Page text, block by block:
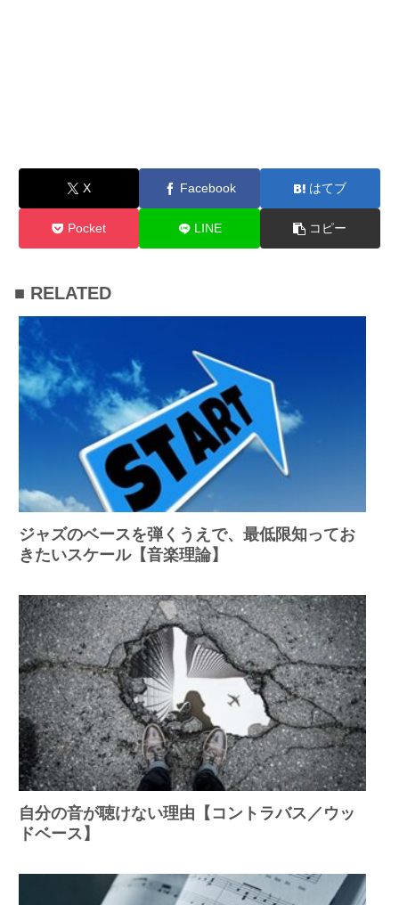
X Facebook はてブ
Pocket LINE コピー
■ RELATED
ジャズのベースを弾くうえで、最低限知ってお
きたいスケール【音楽理論】
自分の音が聴けない理由【コントラバス／ウッ
ドベース】